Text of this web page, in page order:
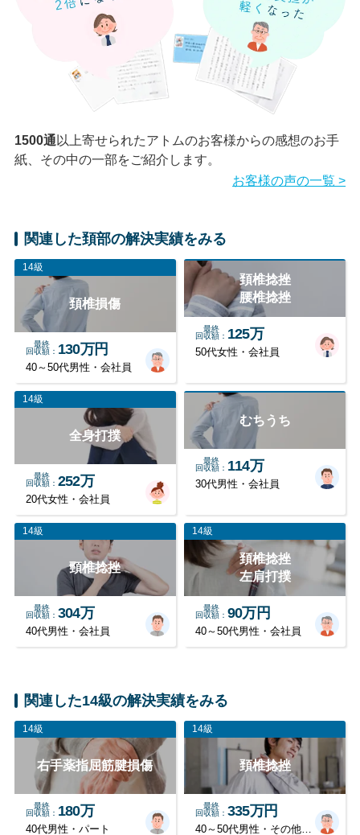
1500通 以上寄せられたアトムのお客様からの感想のお手
紙、その中の一部をご紹介します。
お客様の声の一覧 >
関連した頚部の解決実績をみる
14級
頚椎損傷
最終
回収額
130万円
40～50代男性・会社員
頚椎捻挫
腰椎捻挫
最終
回収額
125万
50代女性・会社員
14級
全身打撲
最終
回収額
252万
20代女性・会社員
むちうち
最終
回収額
114万
30代男性・会社員
14級
頸椎捻挫
最終
回収額
304万
40代男性・会社員
14級
頚椎捻挫
左肩打撲
最終
回収額
90万円
40～50代男性・会社員
関連した14級の解決実績をみる
14級
右手薬指屈筋腱損傷
最終
回収額
180万
40代男性・パート
14級
頚椎捻挫
最終
回収額
335万円
40～50代男性・その他職業